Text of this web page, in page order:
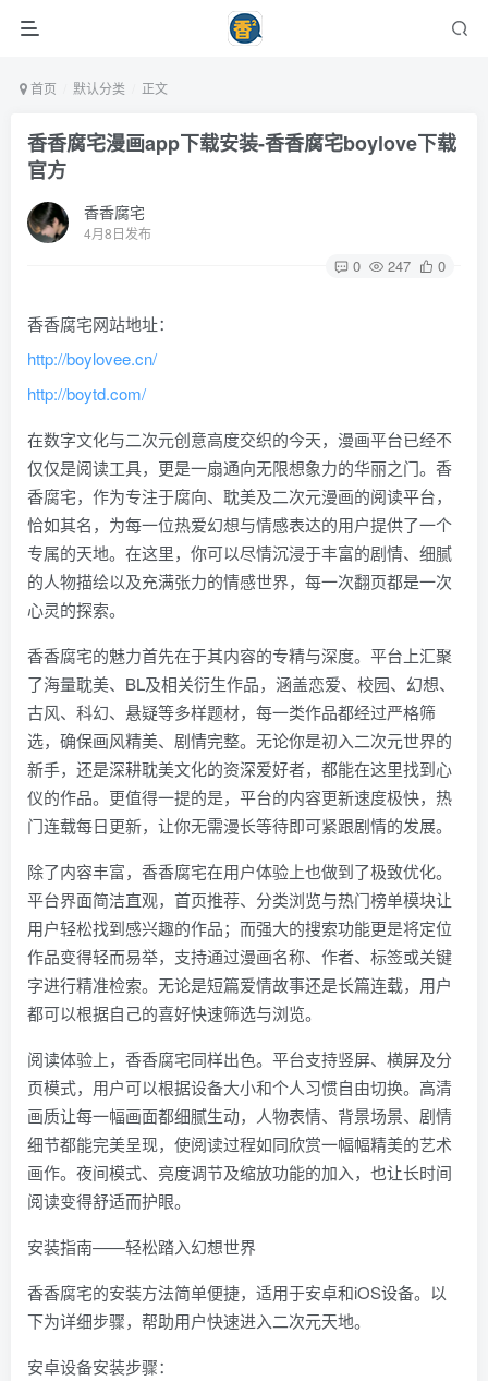
首页 默认分类 正文
香香腐宅漫画app下载安装-香香腐宅boylove下载
官方
香香腐宅
4月8日发布
0 247 0
香香腐宅网站地址：
http://boylovee.cn/
http://boytd.com/
在数字文化与二次元创意高度交织的今天，漫画平台已经不
仅仅是阅读工具，更是一扇通向无限想象力的华丽之门。香
香腐宅，作为专注于腐向、耽美及二次元漫画的阅读平台，
恰如其名，为每一位热爱幻想与情感表达的用户提供了一个
专属的天地。在这里，你可以尽情沉浸于丰富的剧情、细腻
的人物描绘以及充满张力的情感世界，每一次翻页都是一次
心灵的探索。
香香腐宅的魅力首先在于其内容的专精与深度。平台上汇聚
了海量耽美、BL及相关衍生作品，涵盖恋爱、校园、幻想、
古风、科幻、悬疑等多样题材，每一类作品都经过严格筛
选，确保画风精美、剧情完整。无论你是初入二次元世界的
新手，还是深耕耽美文化的资深爱好者，都能在这里找到心
仪的作品。更值得一提的是，平台的内容更新速度极快，热
门连载每日更新，让你无需漫长等待即可紧跟剧情的发展。
除了内容丰富，香香腐宅在用户体验上也做到了极致优化。
平台界面简洁直观，首页推荐、分类浏览与热门榜单模块让
用户轻松找到感兴趣的作品；而强大的搜索功能更是将定位
作品变得轻而易举，支持通过漫画名称、作者、标签或关键
字进行精准检索。无论是短篇爱情故事还是长篇连载，用户
都可以根据自己的喜好快速筛选与浏览。
阅读体验上，香香腐宅同样出色。平台支持竖屏、横屏及分
页模式，用户可以根据设备大小和个人习惯自由切换。高清
画质让每一幅画面都细腻生动，人物表情、背景场景、剧情
细节都能完美呈现，使阅读过程如同欣赏一幅幅精美的艺术
画作。夜间模式、亮度调节及缩放功能的加入，也让长时间
阅读变得舒适而护眼。
安装指南——轻松踏入幻想世界
香香腐宅的安装方法简单便捷，适用于安卓和iOS设备。以
下为详细步骤，帮助用户快速进入二次元天地。
安卓设备安装步骤：